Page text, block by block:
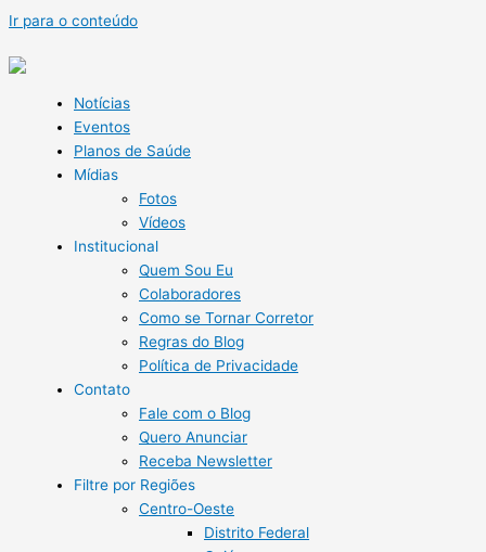
Ir para o conteúdo
Notícias
Eventos
Planos de Saúde
Mídias
Fotos
Vídeos
Institucional
Quem Sou Eu
Colaboradores
Como se Tornar Corretor
Regras do Blog
Política de Privacidade
Contato
Fale com o Blog
Quero Anunciar
Receba Newsletter
Filtre por Regiões
Centro-Oeste
Distrito Federal